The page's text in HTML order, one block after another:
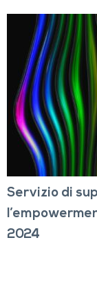
Servizio di
2024